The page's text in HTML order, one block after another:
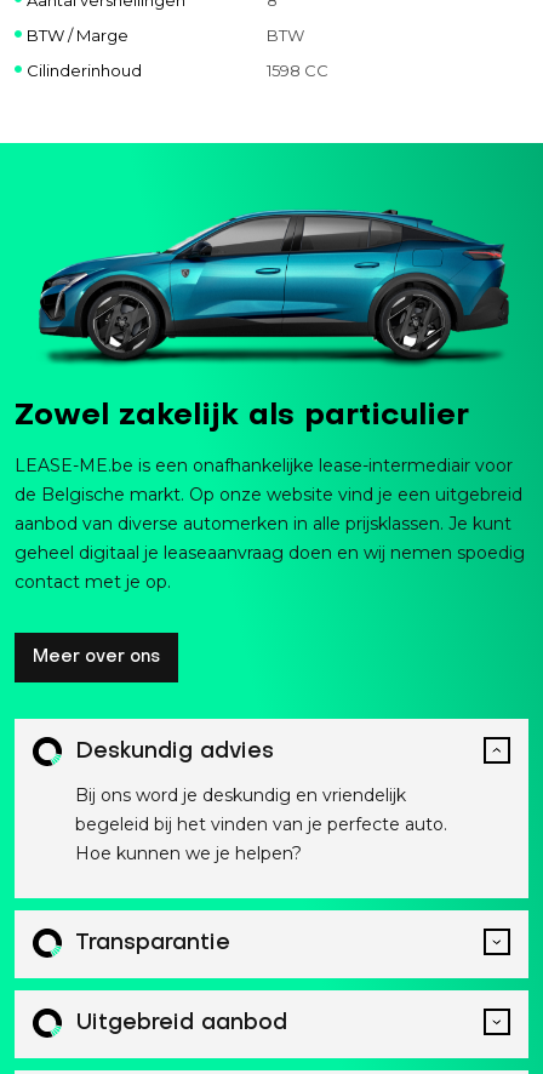
BTW / Marge
BTW
Cilinderinhoud
1598 CC
Zowel zakelijk als particulier
LEASE-ME.be is een onafhankelijke lease-intermediair voor
de Belgische markt. Op onze website vind je een uitgebreid
aanbod van diverse automerken in alle prijsklassen. Je kunt
geheel digitaal je leaseaanvraag doen en wij nemen spoedig
contact met je op.
Meer over ons
Deskundig advies
Bij ons word je deskundig en vriendelijk
begeleid bij het vinden van je perfecte auto.
Hoe kunnen we je helpen?
Transparantie
Uitgebreid aanbod